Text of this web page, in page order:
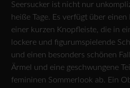
Seersucker ist nicht nur
heiße Tage. Es verfügt über
einer kurzen Knopfleiste, die in
lockere und figurumspielende
und einen besonders schönen
Ärmel und eine geschwungene
femininen Sommerlook ab. Ein